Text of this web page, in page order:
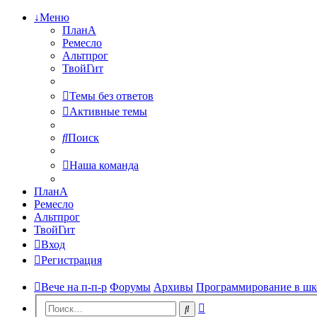
↓Меню
ПланА
Ремесло
Альтпрог
ТвойГит
Темы без ответов
Активные темы
Поиск
Наша команда
ПланА
Ремесло
Альтпрог
ТвойГит
Вход
Регистрация
Вече на п-п-р Форумы Архивы Программирование в
Поиск